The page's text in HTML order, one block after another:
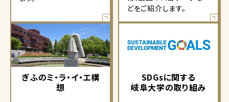
どをご紹介します。
ぎふのミ・ラ・イ・エ構
想
SDGsに関する
岐阜大学の取り組み